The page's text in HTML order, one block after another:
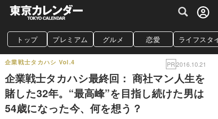
グルメ情報・プレミアムレストラン予約
トップ プレミアム グルメ 恋愛 ライフスタ
企業戦士タカハシ Vol.4 PR2016.10.21
企業戦士タカハシ最終回： 商社マン人生を
賭した32年。“最高峰”を目指し続けた男は
54歳になった今、何を想う？